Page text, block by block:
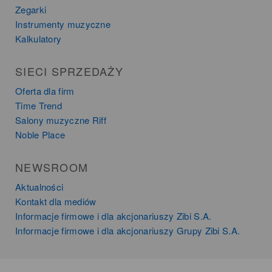
Zegarki
Instrumenty muzyczne
Kalkulatory
SIECI SPRZEDAŻY
Oferta dla firm
Time Trend
Salony muzyczne Riff
Noble Place
NEWSROOM
Aktualności
Kontakt dla mediów
Informacje firmowe i dla akcjonariuszy Zibi S.A.
Informacje firmowe i dla akcjonariuszy Grupy Zibi S.A.